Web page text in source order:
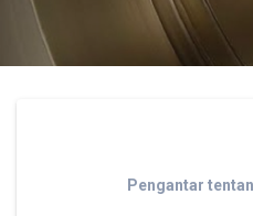
Pengantar